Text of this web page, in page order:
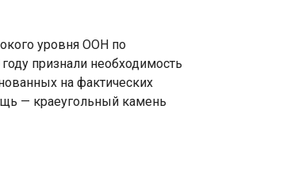
уровня ООН по
признали необходимость
на фактических
— краеугольный камень